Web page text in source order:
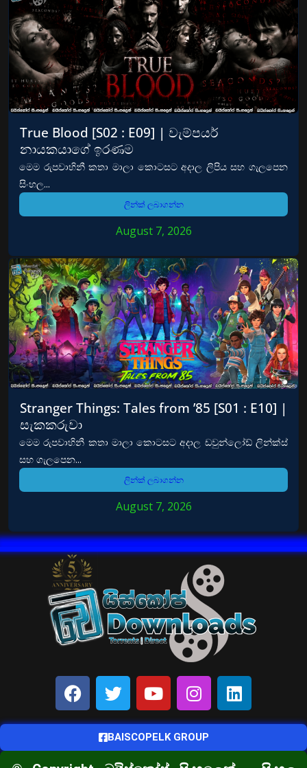
True Blood [S02 : E09] | වැම්පයර්
නායකයාගේ ඉරණම
මෙම රුපවාහිනී කතා මාලා කොටසට අදාල ලිපිය සහ ගැලපෙන
සිංහල...
ලින්ක් ලබාගන්න
August 7, 2026
Stranger Things: Tales from ’85 [S01 : E10] |
සැකකරුවා
මෙම රුපවාහිනී කතා මාලා කොටසට අදාල ඩවුන්ලෝඩ් ලින්ක්ස්
සහ ගැලපෙන...
ලින්ක් ලබාගන්න
August 7, 2026
BAISCOPELK GROUP